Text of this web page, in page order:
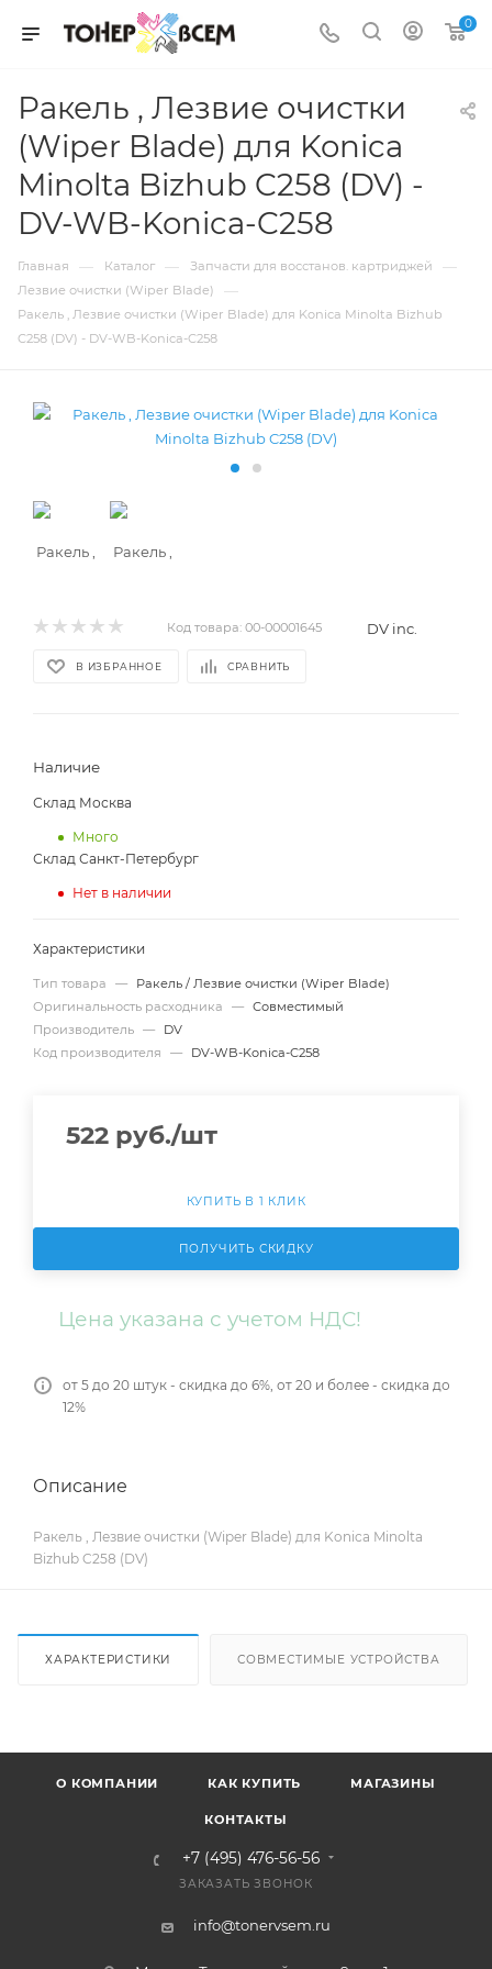
0
Ракель , Лезвие очистки
(Wiper Blade) для Konica
Minolta Bizhub C258 (DV) -
DV-WB-Konica-C258
Главная — Каталог — Запчасти для восстанов. картриджей —
Лезвие очистки (Wiper Blade) —
Ракель , Лезвие очистки (Wiper Blade) для Konica Minolta Bizhub
C258 (DV) - DV-WB-Konica-C258
Код товара: 00-00001645 DV inc.
В ИЗБРАННОЕ СРАВНИТЬ
Наличие
Склад Москва
Много
Склад Санкт-Петербург
Нет в наличии
Характеристики
Тип товара —
Ракель / Лезвие очистки (Wiper Blade)
Оригинальность расходника
— Совместимый
Производитель —
DV
Код производителя
— DV-WB-Konica-C258
522 руб./шт
КУПИТЬ В 1 КЛИК
ПОЛУЧИТЬ СКИДКУ
Цена указана с учетом НДС!
от 5 до 20 штук - скидка до 6%, от 20 и более - скидка до
12%
Описание
Ракель , Лезвие очистки (Wiper Blade) для Konica Minolta
Bizhub C258 (DV)
ХАРАКТЕРИСТИКИ СОВМЕСТИМЫЕ УСТРОЙСТВА
О КОМПАНИИ КАК КУПИТЬ МАГАЗИНЫ
КОНТАКТЫ
+7 (495) 476-56-56
ЗАКАЗАТЬ ЗВОНОК
info@tonervsem.ru